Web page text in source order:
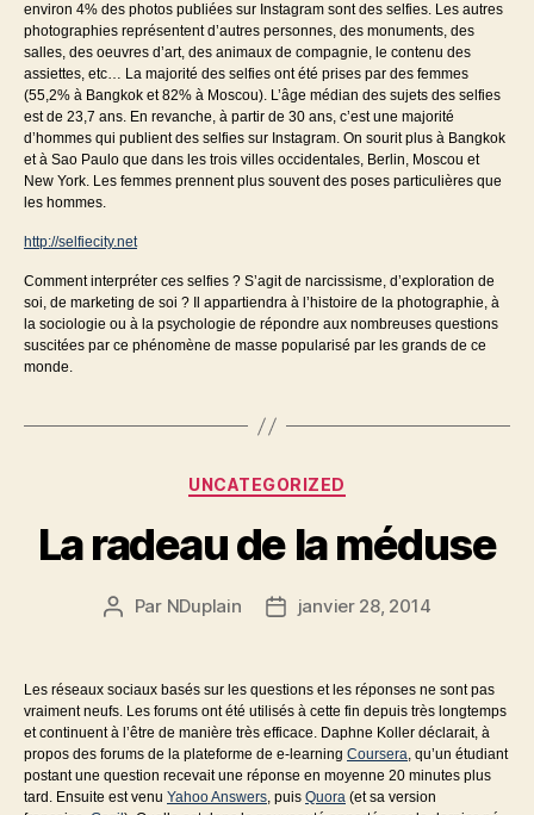
environ 4% des photos publiées sur Instagram sont des selfies. Les autres
photographies représentent d’autres personnes, des monuments, des
salles, des oeuvres d’art, des animaux de compagnie, le contenu des
assiettes, etc… La majorité des selfies ont été prises par des femmes
(55,2% à Bangkok et 82% à Moscou). L’âge médian des sujets des selfies
est de 23,7 ans. En revanche, à partir de 30 ans, c’est une majorité
d’hommes qui publient des selfies sur Instagram. On sourit plus à Bangkok
et à Sao Paulo que dans les trois villes occidentales, Berlin, Moscou et
New York. Les femmes prennent plus souvent des poses particulières que
les hommes.
http://selfiecity.net
Comment interpréter ces selfies ? S’agit de narcissisme, d’exploration de
soi, de marketing de soi ? Il appartiendra à l’histoire de la photographie, à
la sociologie ou à la psychologie de répondre aux nombreuses questions
suscitées par ce phénomène de masse popularisé par les grands de ce
monde.
Catégories
UNCATEGORIZED
La radeau de la méduse
Auteur
Par NDuplain
Datejanvier 28, 2014
Les réseaux sociaux basés sur les questions et les réponses ne sont pas
vraiment neufs. Les forums ont été utilisés à cette fin depuis très longtemps
et continuent à l’être de manière très efficace. Daphne Koller déclarait, à
propos des forums de la plateforme de e-learning Coursera , qu’un étudiant
postant une question recevait une réponse en moyenne 20 minutes plus
tard. Ensuite est venu Yahoo Answers , puis Quora (et sa version